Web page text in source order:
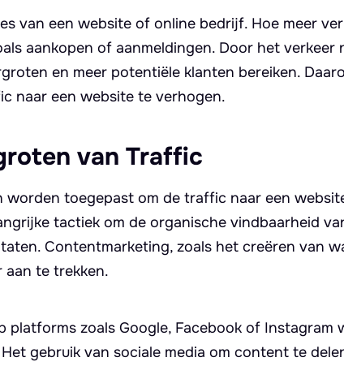
van een website of online bedrijf. Hoe meer
aankopen of aanmeldingen. Door het verkeer
en meer potentiële klanten bereiken.
naar een website te verhogen.
van Traffic
worden toegepast om de traffic naar een
tactiek om de organische vindbaarheid
Contentmarketing, zoals het creëren van
aan te trekken.
platforms zoals Google, Facebook of Instagram
gebruik van sociale media om content te